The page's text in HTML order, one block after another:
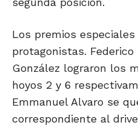
Los premios
protagonistas.
González lograron los
hoyos 2 y 6
Emmanuel Alvaro se
correspondiente al